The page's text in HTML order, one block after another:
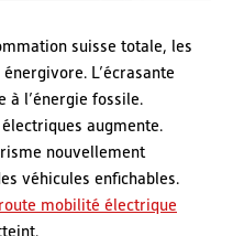
suisse totale, les
L’écrasante
à l’énergie fossile.
augmente.
nouvellement
véhicules enfichables.
mobilité électrique